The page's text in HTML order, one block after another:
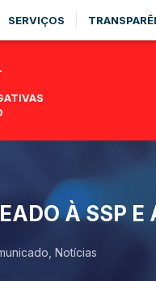
SERVIÇOS
À SSP E
Notícias